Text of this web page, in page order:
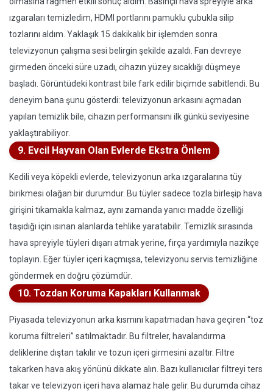
ızgaraları temizledim, HDMI portlarını pamuklu çubukla silip
tozlarını aldım. Yaklaşık 15 dakikalık bir işlemden sonra
televizyonun çalışma sesi belirgin şekilde azaldı. Fan devreye
girmeden önceki süre uzadı, cihazın yüzey sıcaklığı düşmeye
başladı. Görüntüdeki kontrast bile fark edilir biçimde sabitlendi. Bu
deneyim bana şunu gösterdi: televizyonun arkasını açmadan
yapılan temizlik bile, cihazın performansını ilk günkü seviyesine
yaklaştırabiliyor.
9. Evcil Hayvan Olan Evlerde Ekstra Önlem
Kedili veya köpekli evlerde, televizyonun arka ızgaralarına tüy
birikmesi olağan bir durumdur. Bu tüyler sadece tozla birleşip hava
girişini tıkamakla kalmaz, aynı zamanda yanıcı madde özelliği
taşıdığı için ısınan alanlarda tehlike yaratabilir. Temizlik sırasında
hava spreyiyle tüyleri dışarı atmak yerine, fırça yardımıyla nazikçe
toplayın. Eğer tüyler içeri kaçmışsa, televizyonu servis temizliğine
göndermek en doğru çözümdür.
10. Tozdan Koruma Kapakları Kullanmak
Piyasada televizyonun arka kısmını kapatmadan hava geçiren “toz
koruma filtreleri” satılmaktadır. Bu filtreler, havalandırma
deliklerine dıştan takılır ve tozun içeri girmesini azaltır. Filtre
takarken hava akış yönünü dikkate alın. Bazı kullanıcılar filtreyi ters
takar ve televizyon içeri hava alamaz hale gelir. Bu durumda cihaz